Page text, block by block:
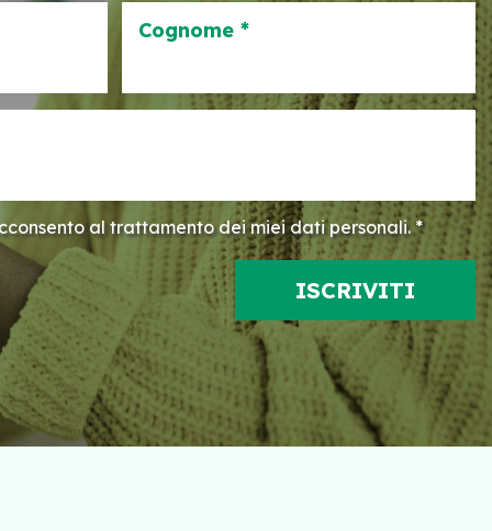
Cognome *
al trattamento dei miei dati personali. *